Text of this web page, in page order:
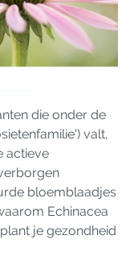
die onder de
valt,
actieve
bloemblaadjes
Echinacea
je gezondheid